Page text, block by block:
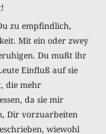
zu empfindlich,
Mit ein oder zwey
Du mußt ihr
Einfluß auf sie
die mehr
da sie mir
Dir vorzuarbeiten
wiewohl